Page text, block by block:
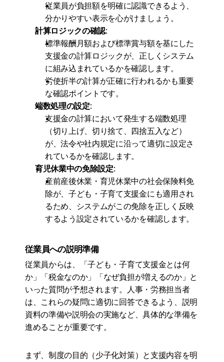
従業員が負担額を明確に認識できるよう、
分かりやすい表示を心がけましょう。
計算ロジックの確認:
標準報酬月額および標準賞与額を基にした
支援金の計算ロジックが、正しくシステム
に組み込まれているかを確認します。
労使折半の計算が正確に行われるかも重要
な確認ポイントです。
端数処理の設定:
支援金の計算において発生する端数処理
（切り上げ、切り捨て、四捨五入など）
が、法令や社内規定に沿って適切に設定さ
れているかを確認します。
育児休業中の免除設定:
産前産後休業・育児休業中の社会保険料免
除が、子ども・子育て支援金にも適用され
るため、システムがこの免除を正しく反映
するよう設定されているかを確認します。
従業員への説明準備
従業員からは、「子ども・子育て支援金とは何
か」「税金なのか」「なぜ負担が増えるのか」と
いった質問が予想されます。人事・労務担当者
は、これらの疑問に適切に回答できるよう、説明
資料の準備や説明会の実施など、具体的な準備を
進めることが重要です。
まず、制度の目的（少子化対策）と支援内容を明